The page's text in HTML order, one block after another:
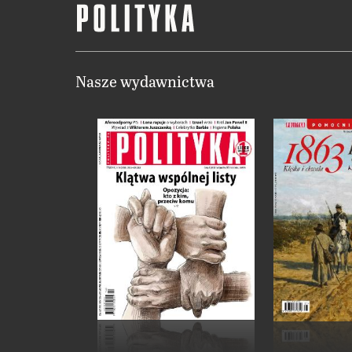
Nasze wydawnictwa